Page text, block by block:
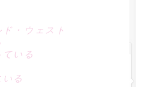
・ウェスト
いる
る